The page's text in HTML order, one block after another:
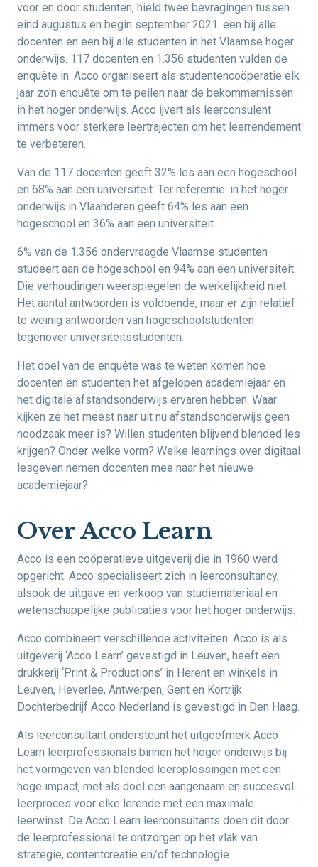
voor en door studenten, hield twee bevragingen tussen
eind augustus en begin september 2021: een bij alle
docenten en een bij alle studenten in het Vlaamse hoger
onderwijs. 117 docenten en 1.356 studenten vulden de
enquête in. Acco organiseert als studentencoöperatie elk
jaar zo’n enquête om te peilen naar de bekommernissen
in het hoger onderwijs. Acco ijvert als leerconsulent
immers voor sterkere leertrajecten om het leerrendement
te verbeteren.
Van de 117 docenten geeft 32% les aan een hogeschool
en 68% aan een universiteit. Ter referentie: in het hoger
onderwijs in Vlaanderen geeft 64% les aan een
hogeschool en 36% aan een universiteit.
6% van de 1.356 ondervraagde Vlaamse studenten
studeert aan de hogeschool en 94% aan een universiteit.
Die verhoudingen weerspiegelen de werkelijkheid niet.
Het aantal antwoorden is voldoende, maar er zijn relatief
te weinig antwoorden van hogeschoolstudenten
tegenover universiteitsstudenten.
Het doel van de enquête was te weten komen hoe
docenten en studenten het afgelopen academiejaar en
het digitale afstandsonderwijs ervaren hebben. Waar
kijken ze het meest naar uit nu afstandsonderwijs geen
noodzaak meer is? Willen studenten blijvend blended les
krijgen? Onder welke vorm? Welke learnings over digitaal
lesgeven nemen docenten mee naar het nieuwe
academiejaar?
Over Acco Learn
Acco is een coöperatieve uitgeverij die in 1960 werd
opgericht. Acco specialiseert zich in leerconsultancy,
alsook de uitgave en verkoop van studiemateriaal en
wetenschappelijke publicaties voor het hoger onderwijs.
Acco combineert verschillende activiteiten. Acco is als
uitgeverij ‘Acco Learn’ gevestigd in Leuven, heeft een
drukkerij ‘Print & Productions’ in Herent en winkels in
Leuven, Heverlee, Antwerpen, Gent en Kortrijk.
Dochterbedrijf Acco Nederland is gevestigd in Den Haag.
Als leerconsultant ondersteunt het uitgeefmerk Acco
Learn leerprofessionals binnen het hoger onderwijs bij
het vormgeven van blended leeroplossingen met een
hoge impact, met als doel een aangenaam en succesvol
leerproces voor elke lerende met een maximale
leerwinst. De Acco Learn leerconsultants doen dit door
de leerprofessional te ontzorgen op het vlak van
strategie, contentcreatie en/of technologie.